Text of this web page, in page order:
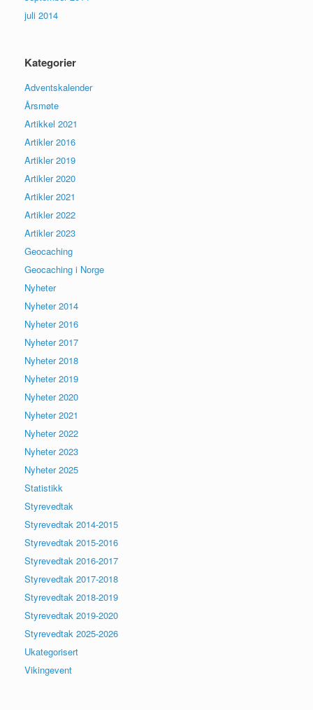
juli 2014
Kategorier
Adventskalender
Årsmøte
Artikkel 2021
Artikler 2016
Artikler 2019
Artikler 2020
Artikler 2021
Artikler 2022
Artikler 2023
Geocaching
Geocaching i Norge
Nyheter
Nyheter 2014
Nyheter 2016
Nyheter 2017
Nyheter 2018
Nyheter 2019
Nyheter 2020
Nyheter 2021
Nyheter 2022
Nyheter 2023
Nyheter 2025
Statistikk
Styrevedtak
Styrevedtak 2014-2015
Styrevedtak 2015-2016
Styrevedtak 2016-2017
Styrevedtak 2017-2018
Styrevedtak 2018-2019
Styrevedtak 2019-2020
Styrevedtak 2025-2026
Ukategorisert
Vikingevent